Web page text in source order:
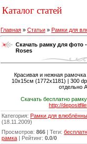
Каталог статей
Главная » Статьи » Рамки для
Скачать рамку для фото
Roses
Красивая и нежная
10х15см (1772х1181) | 300
отдельно
Скачать бесплатно
http://
Категория: Рамки для
(18.11.2009)
Просмотров: 866 | Теги:
рамка | Рейтинг: 0.0/0